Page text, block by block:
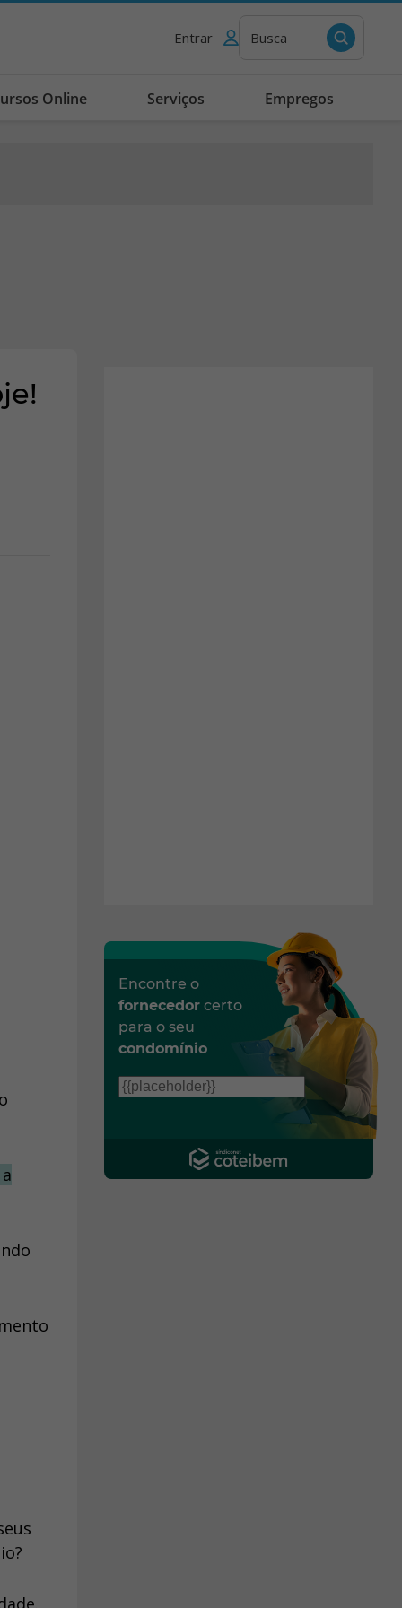
Entrar Busca
Online Serviços Empregos
Encontre o
fornecedor certo
para o seu
condomínio